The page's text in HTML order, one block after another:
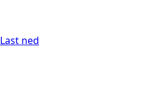
Last ned